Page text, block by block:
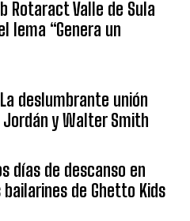
Rotaract Valle de Sula
lema “Genera un
deslumbrante unión
y Walter Smith
días de descanso en
de Ghetto Kids